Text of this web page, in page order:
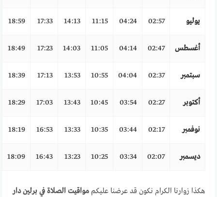
يوليو 02:57
04:24
11:15
14:13
17:33
18:59
أغسطس 02:47
04:14
11:05
14:03
17:23
18:49
سبتمبر 02:37
04:04
10:55
13:53
17:13
18:39
أكتوبر 02:27
03:54
10:45
13:43
17:03
18:29
نوفمبر 02:17
03:44
10:35
13:33
16:53
18:19
ديسمبر 02:07
03:34
10:25
13:23
16:43
18:09
هكذا زوارنا الكرام نكون قد عرضنا عليكممواقيت الصلاة في برلين دار